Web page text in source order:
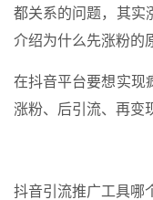
都关系的问题，其实
介绍为什么先涨粉的
在抖音平台要想实现
涨粉、后引流、再变
抖音引流推广工具哪